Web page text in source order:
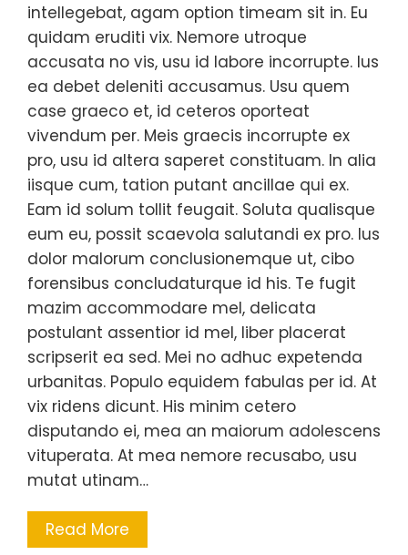
intellegebat, agam option timeam sit in. Eu
quidam eruditi vix. Nemore utroque
accusata no vis, usu id labore incorrupte. Ius
ea debet deleniti accusamus. Usu quem
case graeco et, id ceteros oporteat
vivendum per. Meis graecis incorrupte ex
pro, usu id altera saperet constituam. In alia
iisque cum, tation putant ancillae qui ex.
Eam id solum tollit feugait. Soluta qualisque
eum eu, possit scaevola salutandi ex pro. Ius
dolor malorum conclusionemque ut, cibo
forensibus concludaturque id his. Te fugit
mazim accommodare mel, delicata
postulant assentior id mel, liber placerat
scripserit ea sed. Mei no adhuc expetenda
urbanitas. Populo equidem fabulas per id. At
vix ridens dicunt. His minim cetero
disputando ei, mea an maiorum adolescens
vituperata. At mea nemore recusabo, usu
mutat utinam…
Read More